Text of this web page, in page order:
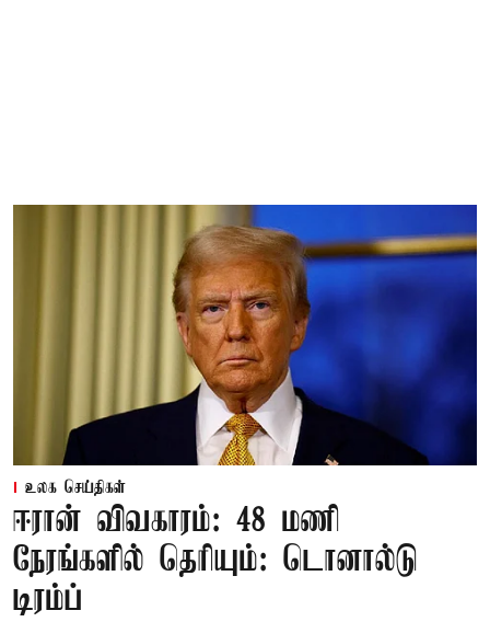
உலக செய்திகள்
ஈரான் விவகாரம்: 48 மணி
நேரங்களில் தெரியும்: டொனால்டு
டிரம்ப்